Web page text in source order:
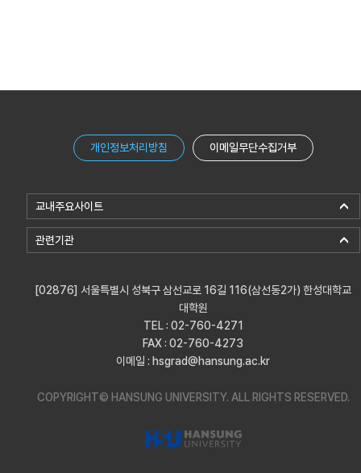
개인정보처리방침 이메일무단수집거부
교내주요사이트
관련기관
[02876] 서울특별시 성북구 삼선교로 16길 116(삼선동2가) 한성대학교
대학원
TEL : 02-760-4271
FAX : 02-760-4273
이메일 : hsgrad@hansung.ac.kr
COPYRIGHT© HANSUNG UNIVERSITY. ALL RIGHTS RESERVED.